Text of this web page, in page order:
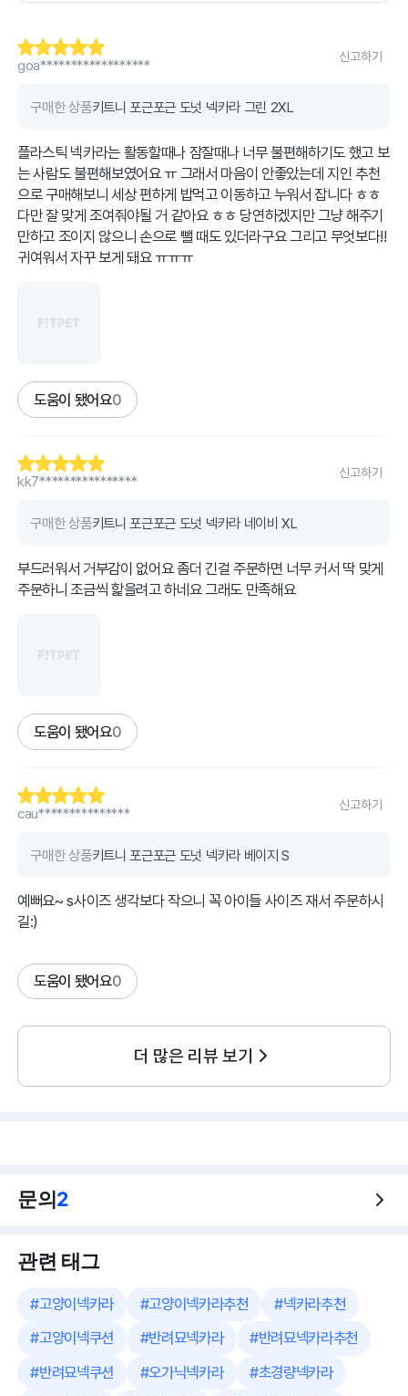
goa******************
신고하기
구매한 상품키트니 포근포근 도넛 넥카라 그린 2XL
플라스틱 넥카라는 활동할때나 잠잘때나 너무 불편해하기도 했고 보
는 사람도 불편해보였어요 ㅠ 그래서 마음이 안좋았는데 지인 추천
으로 구매해보니 세상 편하게 밥먹고 이동하고 누워서 잡니다 ㅎㅎ
다만 잘 맞게 조여줘야될 거 같아요 ㅎㅎ 당연하겠지만 그냥 해주기
만하고 조이지 않으니 손으로 뺄 때도 있더라구요 그리고 무엇보다!!
귀여워서 자꾸 보게 돼요 ㅠㅠㅠ
도움이 됐어요0
kk7****************
신고하기
구매한 상품키트니 포근포근 도넛 넥카라 네이비 XL
부드러워서 거부감이 없어요 좀더 긴걸 주문하면 너무 커서 딱 맞게
주문하니 조금씩 핥을려고 하네요 그래도 만족해요
도움이 됐어요0
cau***************
신고하기
구매한 상품키트니 포근포근 도넛 넥카라 베이지 S
예뻐요~ s사이즈 생각보다 작으니 꼭 아이들 사이즈 재서 주문하시
길:)
도움이 됐어요0
더 많은 리뷰 보기
문의2
관련 태그
#고양이넥카라 #고양이넥카라추천 #넥카라추천
#고양이넥쿠션 #반려묘넥카라 #반려묘넥카라추천
#반려묘넥쿠션 #오가닉넥카라 #초경량넥카라